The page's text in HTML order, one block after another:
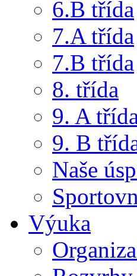
6.B třída
7.A třída
7.B třída
8. třída
9. A
9. B
Naše
Výuka